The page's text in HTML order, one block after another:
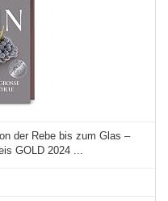
der Rebe bis zum Glas –
GOLD 2024 ...